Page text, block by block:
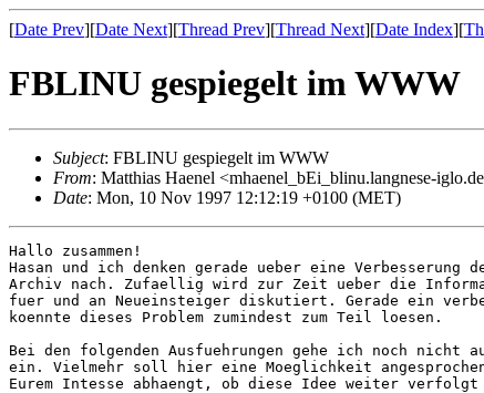
[Date Prev][Date Next][Thread Prev][Thread Next][Date Index][
FBLINU gespiegelt im WWW
Subject: FBLINU gespiegelt im WWW
From: Matthias Haenel <mhaenel_bEi_blinu.langnese-
Date: Mon, 10 Nov 1997 12:12:19 +0100 (MET)
Hallo zusammen!
Hasan und ich denken gerade ueber eine Verbesserung
Archiv nach. Zufaellig wird zur Zeit ueber die
fuer und an Neueinsteiger diskutiert. Gerade ein
koennte dieses Problem zumindest zum Teil loesen.
Bei den folgenden Ausfuehrungen gehe ich noch nicht
ein. Vielmehr soll hier eine Moeglichkeit
Eurem Intesse abhaengt, ob diese Idee weiter